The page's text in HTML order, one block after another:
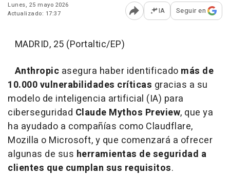
Lunes, 25 mayo 2026
Actualizado: 17:37
Abrir opciones para
IA Seguir en
MADRID, 25 (Portaltic/EP)
Anthropic asegura haber identificado más de
10.000 vulnerabilidades críticas gracias a su
modelo de inteligencia artificial (IA) para
ciberseguridad Claude Mythos Preview, que ya
ha ayudado a compañías como Claudflare,
Mozilla o Microsoft, y que comenzará a ofrecer
algunas de sus herramientas de seguridad a
clientes que cumplan sus requisitos.